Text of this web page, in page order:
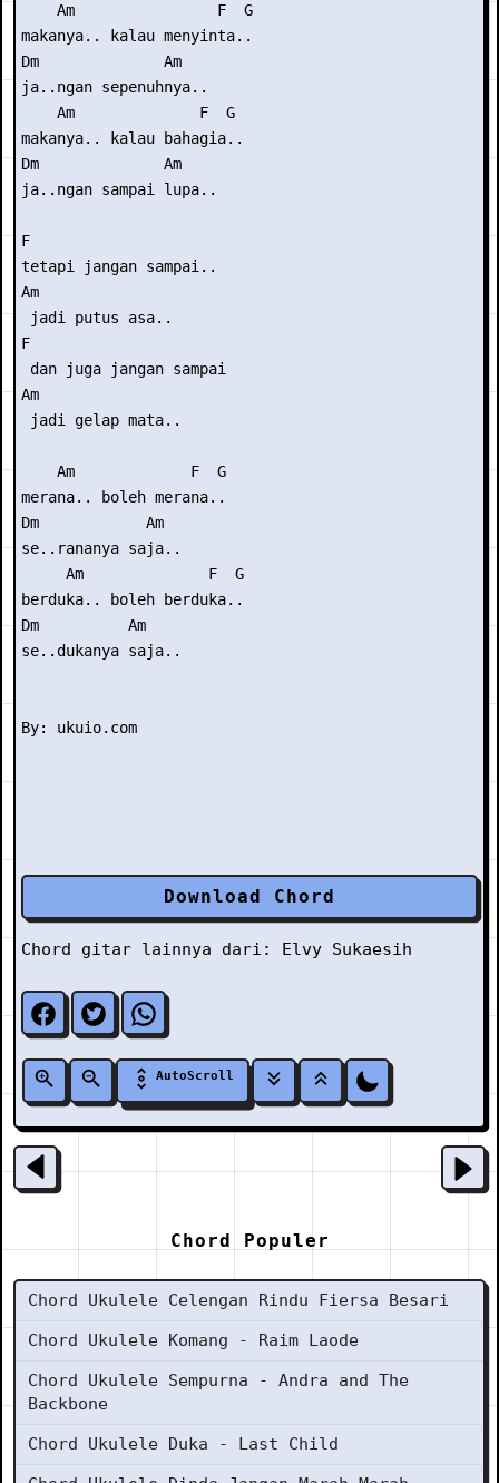
    Am                F  G
makanya.. kalau menyinta..
Dm              Am
ja..ngan sepenuhnya..
    Am              F  G
makanya.. kalau bahagia..
Dm              Am
ja..ngan sampai lupa..
F
tetapi jangan sampai..
Am
jadi putus asa..
F
dan juga jangan sampai
Am
jadi gelap mata..
    Am             F  G
merana.. boleh merana..
Dm            Am
se..rananya saja..
     Am              F  G
berduka.. boleh berduka..
Dm          Am
se..dukanya saja..
Download Chord
Chord gitar lainnya dari: Elvy Sukaesih
AutoScroll
Chord Populer
Chord Ukulele Celengan Rindu Fiersa Besari
Chord Ukulele Komang - Raim Laode
Chord Ukulele Sempurna - Andra and The
Backbone
Chord Ukulele Duka - Last Child